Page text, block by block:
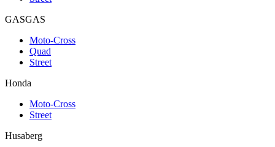
GASGAS
Moto-Cross
Quad
Street
Honda
Moto-Cross
Street
Husaberg